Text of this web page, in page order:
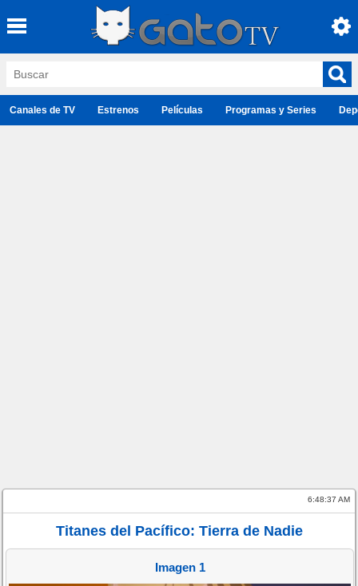
Canales de TV Estrenos Películas Programas y Series
6:48:37 AM
Titanes del Pacífico: Tierra de Nadie
Imagen 1